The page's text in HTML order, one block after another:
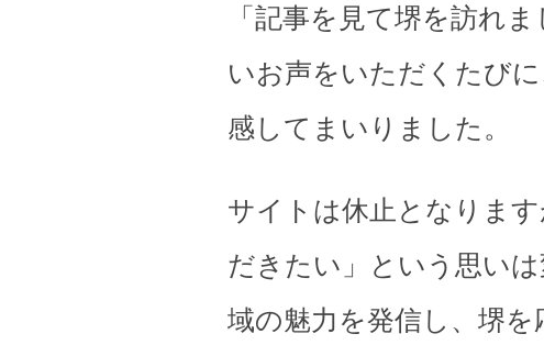
「記事を見て堺を訪れ
いお声をいただくたび
感してまいりました。
サイトは休止となりま
だきたい」という思い
域の魅力を発信し、堺を